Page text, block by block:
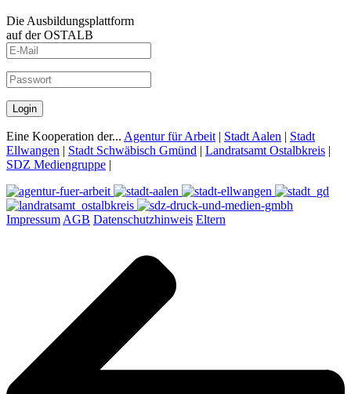
Die Ausbildungsplattform
auf der OSTALB
Login
Eine Kooperation der... Agentur für Arbeit | Stadt Aalen | Stadt
Ellwangen | Stadt Schwäbisch Gmünd | Landratsamt Ostalbkreis |
SDZ Mediengruppe |
Impressum AGB Datenschutzhinweis Eltern